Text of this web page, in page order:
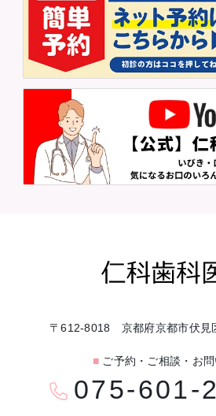
〒612-8018 京都府京都市伏見
■ ご予約・ご相談・お
075-601-